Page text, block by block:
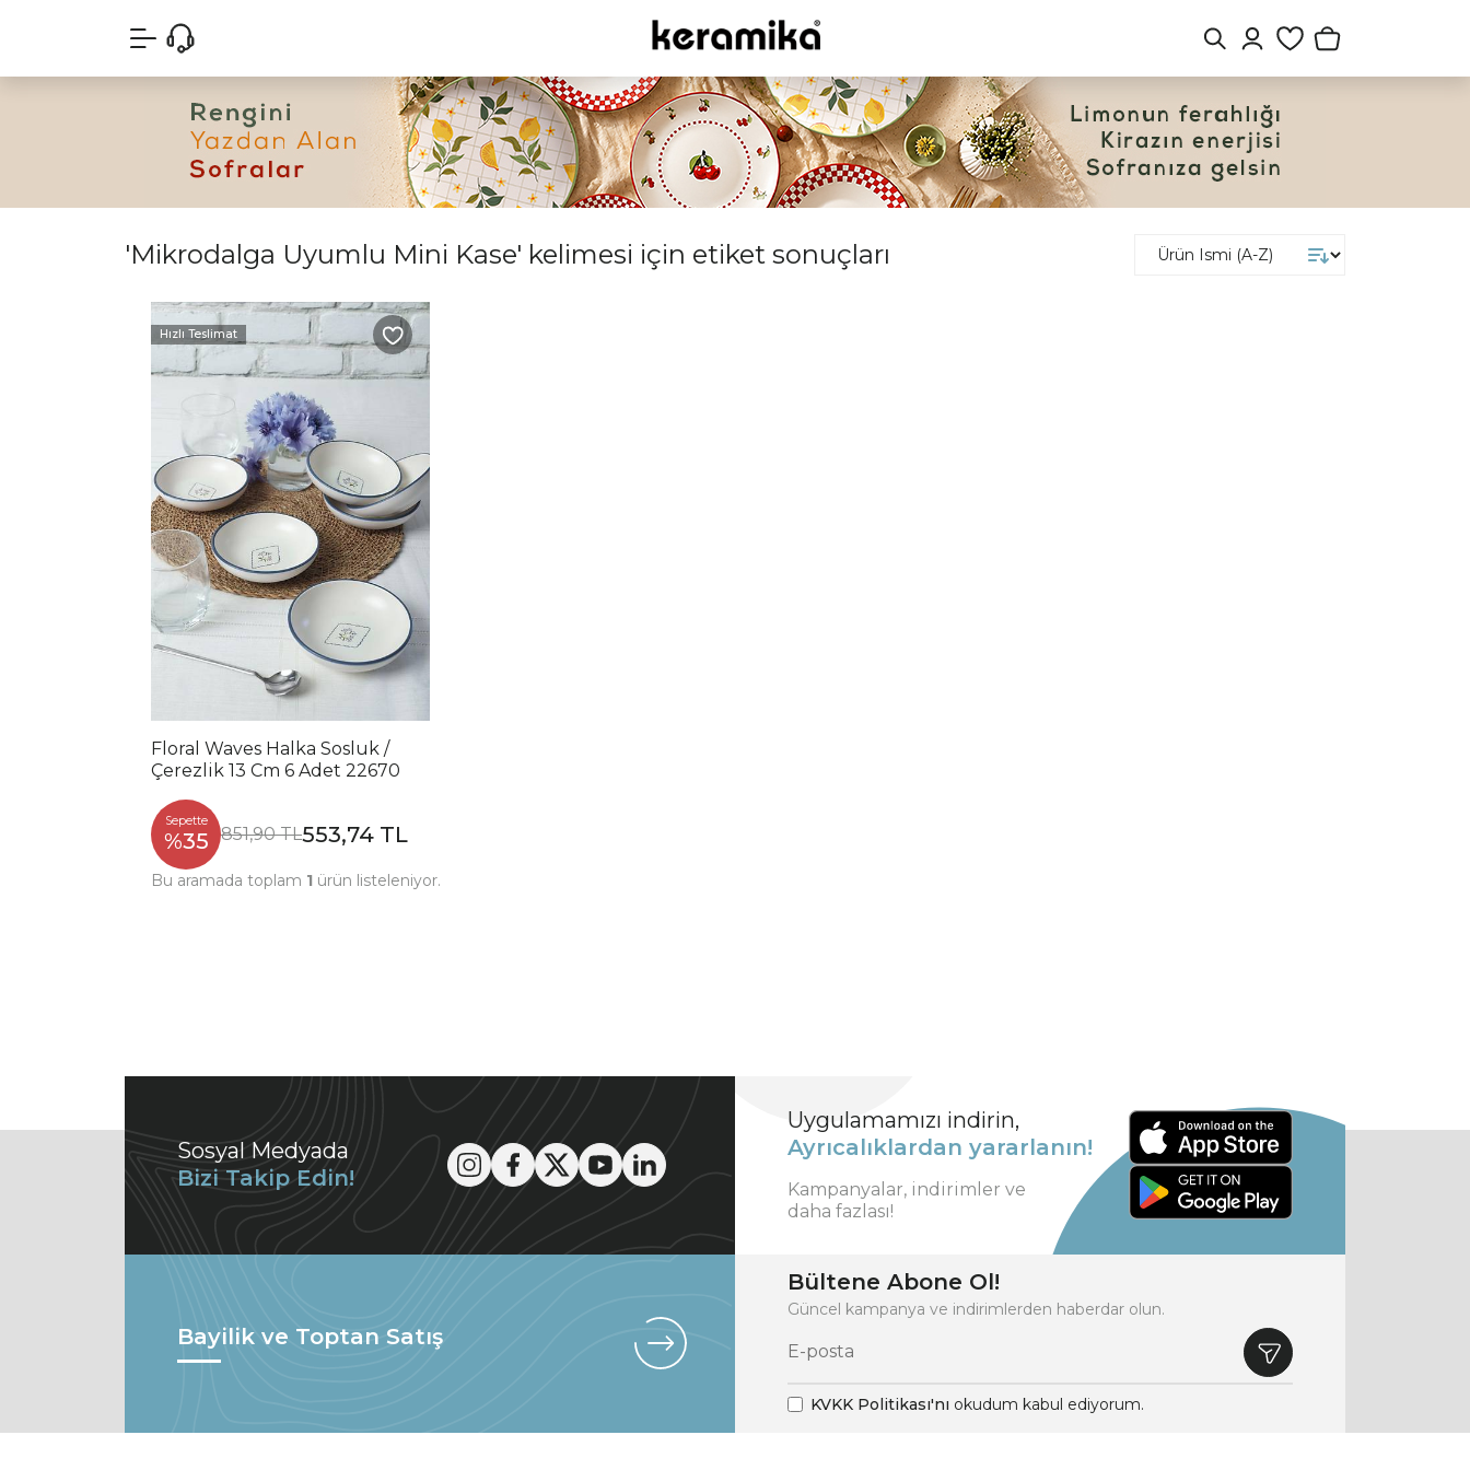
'Mikrodalga Uyumlu Mini Kase' kelimesi için etiket sonuçları
Hızlı Teslimat
Floral Waves Halka Sosluk /
Çerezlik 13 Cm 6 Adet 22670
Sepette
%35 851,90 TL553,74 TL
Bu aramada toplam 1 ürün listeleniyor.
Sosyal Medyada
Bizi Takip Edin!
Uygulamamızı indirin,
Ayrıcalıklardan yararlanın!
Kampanyalar, indirimler ve
daha fazlası!
Bayilik ve Toptan Satış
Bültene Abone Ol!
Güncel kampanya ve indirimlerden haberdar olun.
KVKK Politikası'nı okudum kabul ediyorum.